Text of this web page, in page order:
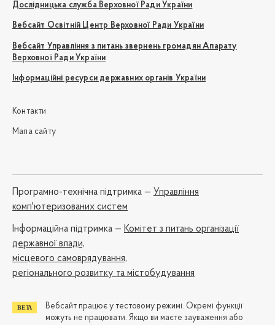
Дослідницька служба Верховної Ради України
Вебсайт Освітній Центр Верховної Ради України
Вебсайт Управління з питань звернень громадян Апарату
Верховної Ради України
Інформаційні ресурси державних органів України
Контакти
Мапа сайту
Програмно-технічна підтримка — Управління
комп'ютеризованих систем
Iнформаційна підтримка — Комітет з питань організації
державної влади,
місцевого самоврядування,
регіонального розвитку та містобудування
Вебсайт працює у тестовому режимі. Окремі функції
можуть не працювати. Якщо ви маєте зауваження або